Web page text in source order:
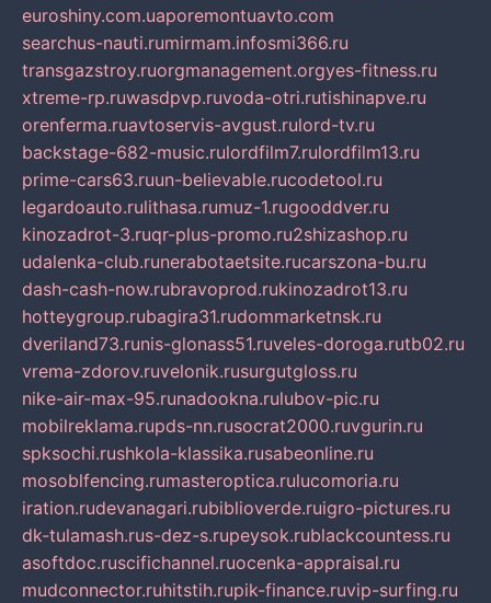
euroshiny.com.uaporemontuavto.com
searchus-nauti.rumirmam.infosmi366.ru
transgazstroy.ruorgmanagement.orgyes-fitness.ru
xtreme-rp.ruwasdpvp.ruvoda-otri.rutishinapve.ru
orenferma.ruavtoservis-avgust.rulord-tv.ru
backstage-682-music.rulordfilm7.rulordfilm13.ru
prime-cars63.ruun-believable.rucodetool.ru
legardoauto.rulithasa.rumuz-1.rugooddver.ru
kinozadrot-3.ruqr-plus-promo.ru2shizashop.ru
udalenka-club.runerabotaetsite.rucarszona-bu.ru
dash-cash-now.rubravoprod.rukinozadrot13.ru
hotteygroup.rubagira31.rudommarketnsk.ru
dveriland73.runis-glonass51.ruveles-doroga.rutb02.ru
vrema-zdorov.ruvelonik.rusurgutgloss.ru
nike-air-max-95.runadookna.rulubov-pic.ru
mobilreklama.rupds-nn.rusocrat2000.ruvgurin.ru
spksochi.rushkola-klassika.rusabeonline.ru
mosoblfencing.rumasteroptica.rulucomoria.ru
iration.rudevanagari.rubiblioverde.ruigro-pictures.ru
dk-tulamash.rus-dez-s.rupeysok.rublackcountess.ru
asoftdoc.ruscifichannel.ruocenka-appraisal.ru
mudconnector.ruhitstih.rupik-finance.ruvip-surfing.ru